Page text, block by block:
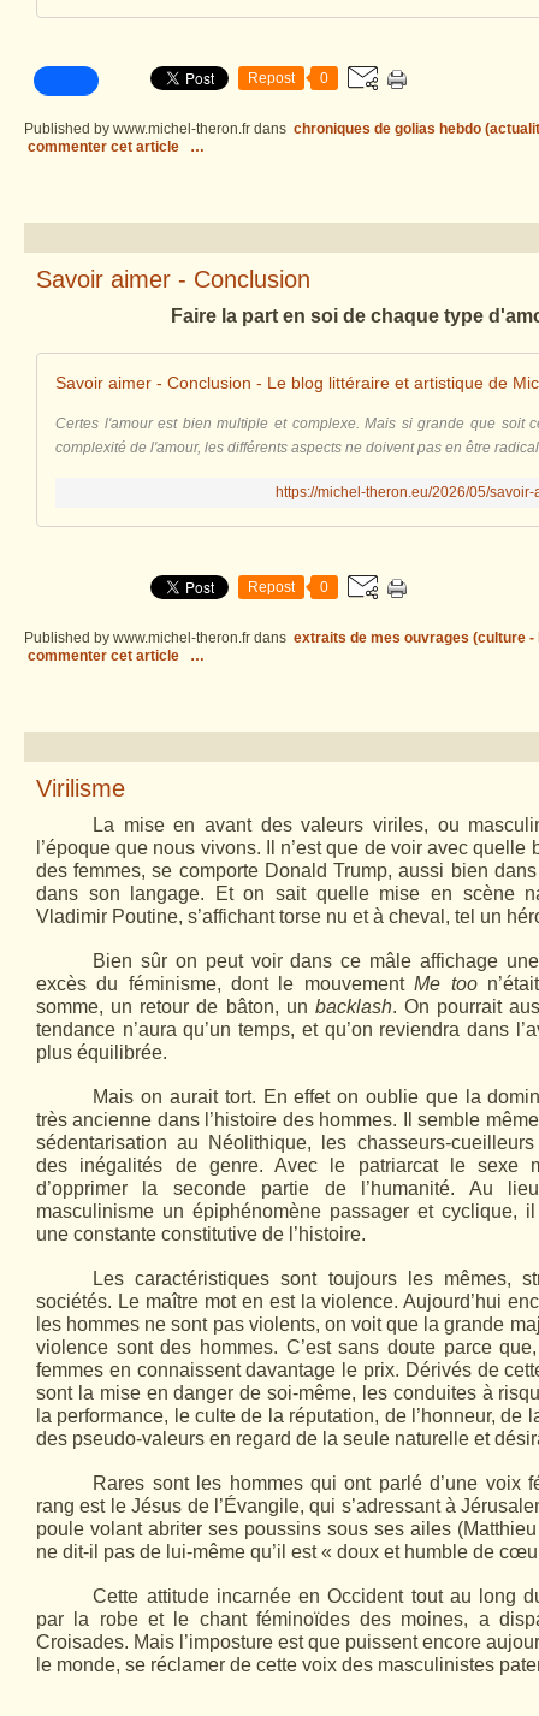
Repost 0
Published by www.michel-theron.fr dans chroniques de golias hebdo
commenter cet article
…
Savoir aimer - Conclusion
Faire la part en soi de chaque type
Savoir aimer - Conclusion - Le blog littéraire et artistique de
Certes l'amour est bien multiple et complexe. Mais si grande que soit
complexité de l'amour, les différents aspects ne doivent pas en être
https://michel-theron.eu/2026/05/
Repost 0
Published by www.michel-theron.fr dans extraits de mes ouvrages (culture
commenter cet article
…
Virilisme
La mise en avant des valeurs viriles, ou
l’époque que nous vivons. Il n’est que de voir avec quelle
des femmes, se comporte Donald Trump, aussi bien
dans son langage. Et on sait quelle mise en scène
Vladimir Poutine, s’affichant torse nu et à cheval, tel un
Bien sûr on peut voir dans ce mâle affichage
excès du féminisme, dont le mouvementMe too
somme, un retour de bâton, un backlash. On pourrait
tendance n’aura qu’un temps, et qu’on reviendra dans
plus équilibrée.
Mais on aurait tort. En effet on oublie que la
très ancienne dans l’histoire des hommes. Il semble
sédentarisation au Néolithique, les chasseurs-
des inégalités de genre. Avec le patriarcat le sexe
d’opprimer la seconde partie de l’humanité. Au
masculinisme un épiphénomène passager et cyclique,
une constante constitutive de l’histoire.
Les caractéristiques sont toujours les mêmes,
sociétés. Le maître mot en est la violence. Aujourd’hui
les hommes ne sont pas violents, on voit que la grande
violence sont des hommes. C’est sans doute parce
femmes en connaissent davantage le prix. Dérivés de
sont la mise en danger de soi-même, les conduites à
la performance, le culte de la réputation, de l’honneur, de
des pseudo-valeurs en regard de la seule naturelle et
Rares sont les hommes qui ont parlé d’une voix
rang est le Jésus de l’Évangile, qui s’adressant à
poule volant abriter ses poussins sous ses ailes
ne dit-il pas de lui-même qu’il est « doux et humble de
Cette attitude incarnée en Occident tout au long
par la robe et le chant féminoïdes des moines, a
Croisades. Mais l’imposture est que puissent encore
le monde, se réclamer de cette voix des masculinistes